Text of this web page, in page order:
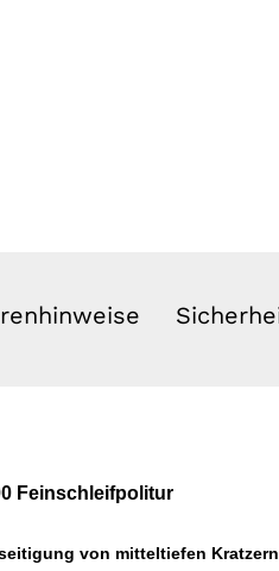
Feinschleifpolitur
von mitteltiefen Kratzern